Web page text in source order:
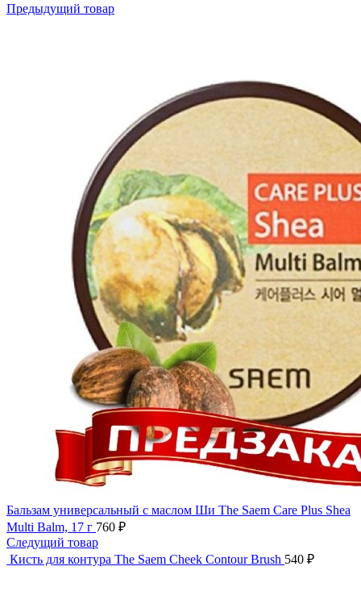
Предыдущий товар
Бальзам универсальный с маслом Ши The Saem Care Plus Shea
Multi Balm, 17 г 760 ₽
Следущий товар
Кисть для контура The Saem Cheek Contour Brush 540 ₽